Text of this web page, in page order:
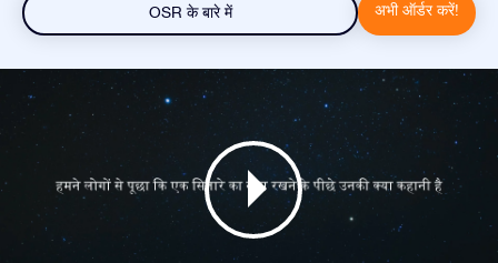
OSR के बारे में अभी ऑर्डर करें!